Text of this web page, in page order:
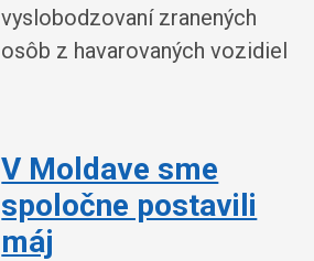
vyslobodzovaní zranených
osôb z havarovaných vozidiel
V Moldave sme
spoločne postavili
máj